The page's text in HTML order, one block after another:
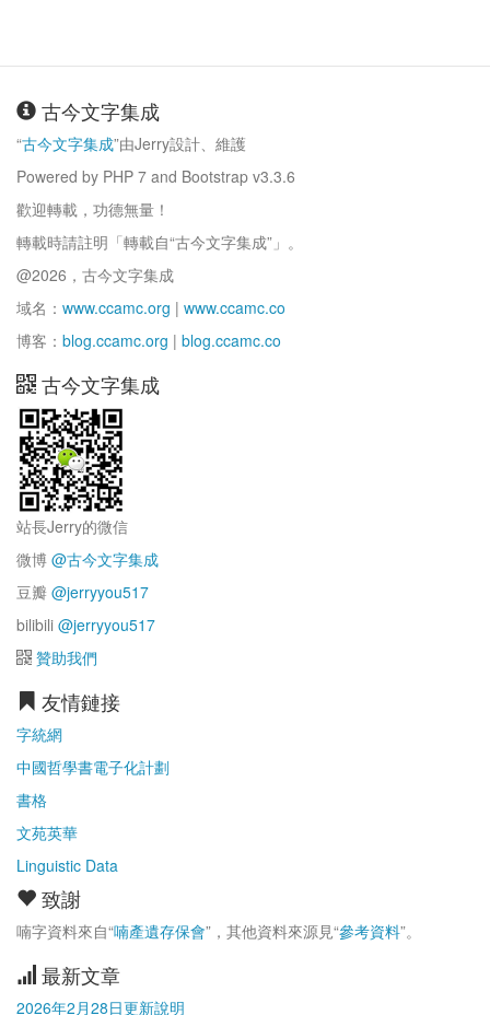
古今文字集成
“古今文字集成”由Jerry設計、維護
Powered by PHP 7 and Bootstrap v3.3.6
歡迎轉載，功德無量！
轉載時請註明「轉載自“古今文字集成”」。
@2026，古今文字集成
域名： www.ccamc.org | www.ccamc.co
博客： blog.ccamc.org | blog.ccamc.co
古今文字集成
站長Jerry的微信
微博 @古今文字集成
豆瓣 @jerryyou517
bilibili @jerryyou517
贊助我們
友情鏈接
字統網
中國哲學書電子化計劃
書格
文苑英華
Linguistic Data
致謝
喃字資料來自“喃產遺存保會”，其他資料來源見“參考資料”。
最新文章
2026年2月28日更新說明